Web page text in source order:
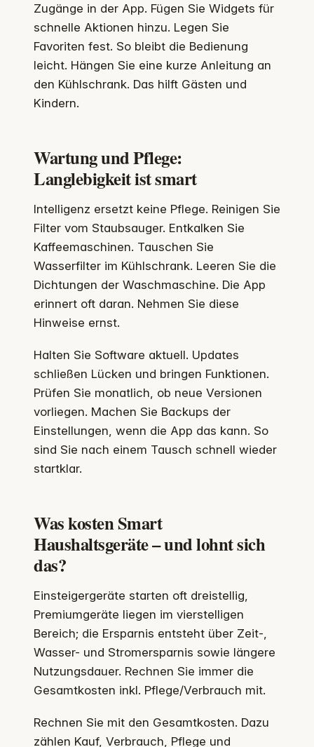
Zugänge in der App. Fügen Sie Widgets für
schnelle Aktionen hinzu. Legen Sie
Favoriten fest. So bleibt die Bedienung
leicht. Hängen Sie eine kurze Anleitung an
den Kühlschrank. Das hilft Gästen und
Kindern.
Wartung und Pflege:
Langlebigkeit ist smart
Intelligenz ersetzt keine Pflege. Reinigen Sie
Filter vom Staubsauger. Entkalken Sie
Kaffeemaschinen. Tauschen Sie
Wasserfilter im Kühlschrank. Leeren Sie die
Dichtungen der Waschmaschine. Die App
erinnert oft daran. Nehmen Sie diese
Hinweise ernst.
Halten Sie Software aktuell. Updates
schließen Lücken und bringen Funktionen.
Prüfen Sie monatlich, ob neue Versionen
vorliegen. Machen Sie Backups der
Einstellungen, wenn die App das kann. So
sind Sie nach einem Tausch schnell wieder
startklar.
Was kosten Smart
Haushaltsgeräte – und lohnt sich
das?
Einsteigergeräte starten oft dreistellig,
Premiumgeräte liegen im vierstelligen
Bereich; die Ersparnis entsteht über Zeit-,
Wasser- und Stromersparnis sowie längere
Nutzungsdauer. Rechnen Sie immer die
Gesamtkosten inkl. Pflege/Verbrauch mit.
Rechnen Sie mit den Gesamtkosten. Dazu
zählen Kauf, Verbrauch, Pflege und